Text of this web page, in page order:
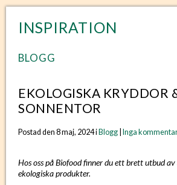
INSPIRATION
BLOGG
EKOLOGISKA KRYDDOR
SONNENTOR
Postad den 8 maj, 2024 i Blogg Inga
Hos oss på Biofood finner du ett brett utbud
ekologiska produkter.